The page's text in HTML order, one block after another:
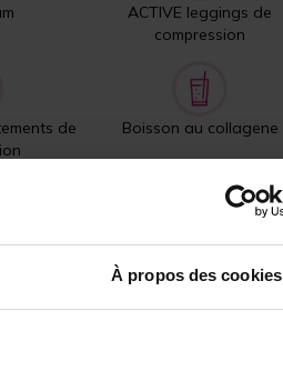
À propos des cookies
ACTIVE leggings de
compression
de
Boisson au collagene